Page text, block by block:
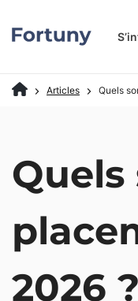
Articles Quels
2026 ?